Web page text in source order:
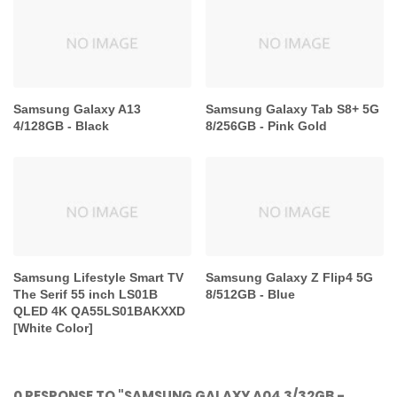
Samsung Galaxy A13
4/128GB - Black
Samsung Galaxy Tab S8+ 5G
8/256GB - Pink Gold
Samsung Lifestyle Smart TV
The Serif 55 inch LS01B
QLED 4K QA55LS01BAKXXD
[White Color]
Samsung Galaxy Z Flip4 5G
8/512GB - Blue